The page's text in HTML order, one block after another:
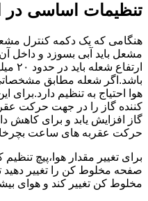
تنظیمات اساسی در
هنگامی که یک دکمه کنترل
مشعل باید آبی بسوزد و
باشد.اگر شعله مطابق
هوا احتیاج به تنظیم دارد.برای
کننده گاز را در جهت حرکت
گاز افزایش یابد و برای کاهش
حرکت عقربه های ساعت
برای تغییر مقدار هوا،پیچ
صفحه مخلوط کن را تغییر دهید
مخلوط کن تغییر کند و هوای